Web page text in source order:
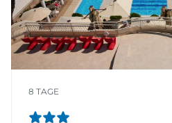
8 TAGE